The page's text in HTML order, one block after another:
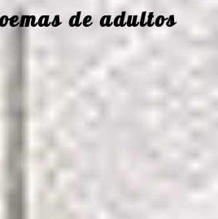
de adultos